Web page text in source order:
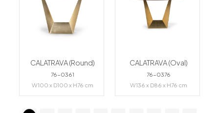
CALATRAVA (Round)
76-0361
W100 x D100 x H76 cm
CALATRAVA (Oval)
76-0376
W136 x D86 x H76 cm